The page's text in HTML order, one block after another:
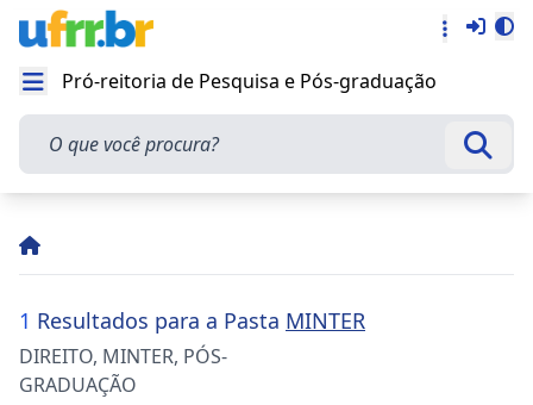
Abrir menu
Pró-reitoria de Pesquisa e Pós-graduação
O que você procura?
1 Resultados para a Pasta MINTER
DIREITO, MINTER, PÓS-
GRADUAÇÃO